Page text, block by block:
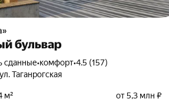
бульвар
сданные•комфорт•4.5 (157)
Таганрогская
м²
от 5,3 млн ₽